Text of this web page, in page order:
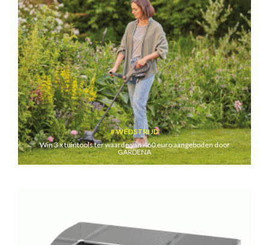
WEDSTRIJD
Win 3 x tuintools ter waarde van 460 euro aangeboden door
GARDENA